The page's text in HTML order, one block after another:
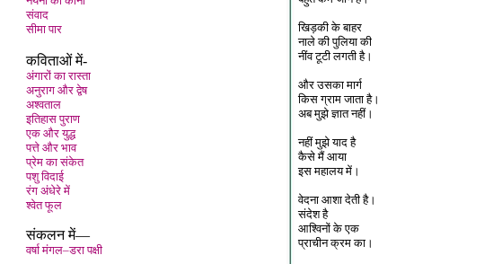
संवाद
सीमा पार
कविताओं में-
अंगारों का रास्ता
अनुराग और द्वेष
अश्वताल
इतिहास पुराण
एक और युद्ध
पत्ते और भाव
प्रेम का संकेत
पशु विदाई
रंग अंधेरे में
श्वेत फूल
संकलन में—
वर्षा मंगल–डरा पक्षी
खिड़की के बाहर
नाले की पुलिया की
नींव टूटी लगती है।
और उसका मार्ग
किस ग्राम जाता है।
अब मुझे ज्ञात नहीं।
नहीं मुझे याद है
कैसे मैं आया
इस महालय में।
वेदना आशा देती है।
संदेश है
आश्विनों के एक
प्राचीन क्रम का।